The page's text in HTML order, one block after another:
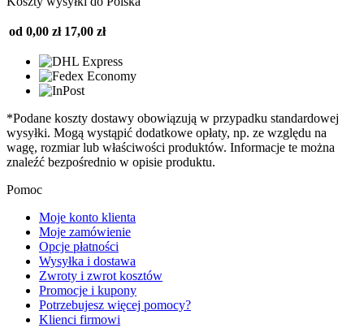
od 0,00 zł 17,00 zł
*Podane koszty dostawy obowiązują w przypadku standardowej
wysyłki. Mogą wystąpić dodatkowe opłaty, np. ze względu na
wagę, rozmiar lub właściwości produktów. Informacje te można
znaleźć bezpośrednio w opisie produktu.
Pomoc
Moje konto klienta
Moje zamówienie
Opcje płatności
Wysyłka i dostawa
Zwroty i zwrot kosztów
Promocje i kupony
Potrzebujesz więcej pomocy?
Klienci firmowi